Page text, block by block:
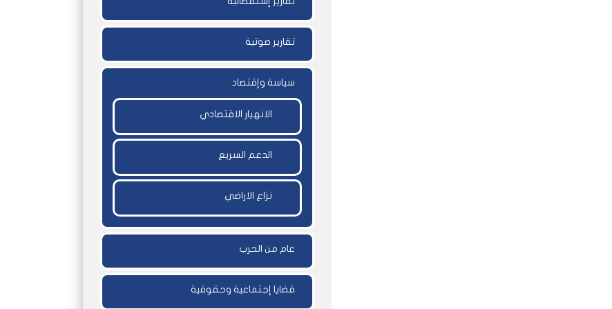
تقارير صوتية
سياسة وإقتصاد
الانهيار الاقتصادي
الدعم السريع
نزاع الاراضي
عام من الحرب
قضايا إجتماعية وحقوقية